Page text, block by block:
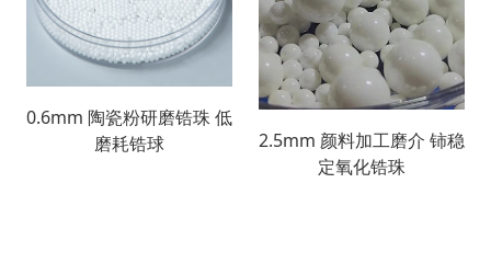
0.6mm 陶瓷粉研磨锆珠 低
磨耗锆球
2.5mm 颜料加工磨介 铈稳
定氧化锆珠